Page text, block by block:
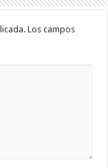
Los campos